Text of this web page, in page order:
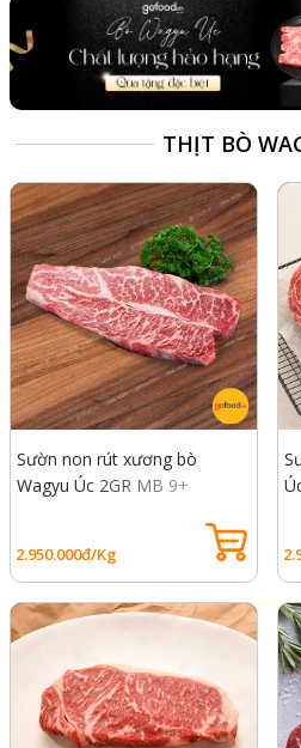
THỊT BÒ
Sườn non rút xương bò
Wagyu Úc 2GR MB 9+
2.950.000đ/Kg